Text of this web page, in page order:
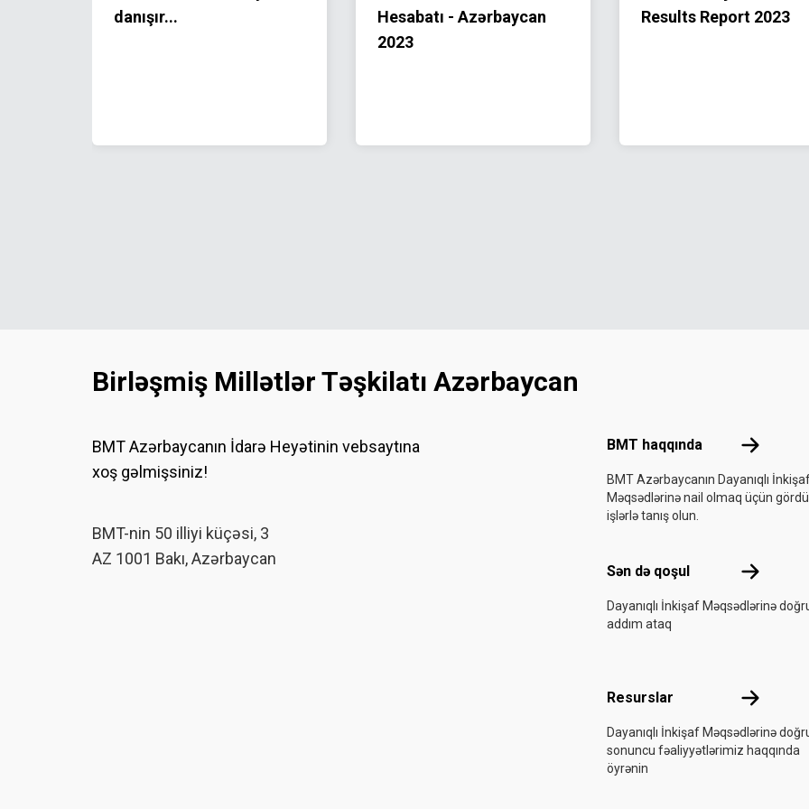
danışır...
Hesabatı - Azərbaycan
2023
Results Report 2023
Birləşmiş Millətlər Təşkilatı Azərbaycan
BMT Azərbaycanın İdarə Heyətinin vebsaytına
xoş gəlmişsiniz!
BMT-nin 50 illiyi küçəsi, 3
AZ 1001 Bakı, Azərbaycan
BMT haqqında BMT
BMT Azərbaycanın Dayanıqlı
Məqsədlərinə nail olmaq üçün
işlərlə tanış olun.
Sən də qoşul Sən də
Dayanıqlı İnkişaf Məqsədlərinə
addım ataq
Resurslar Resurslar
Dayanıqlı İnkişaf Məqsədlərinə
sonuncu fəaliyyətlərimiz haqqında
öyrənin